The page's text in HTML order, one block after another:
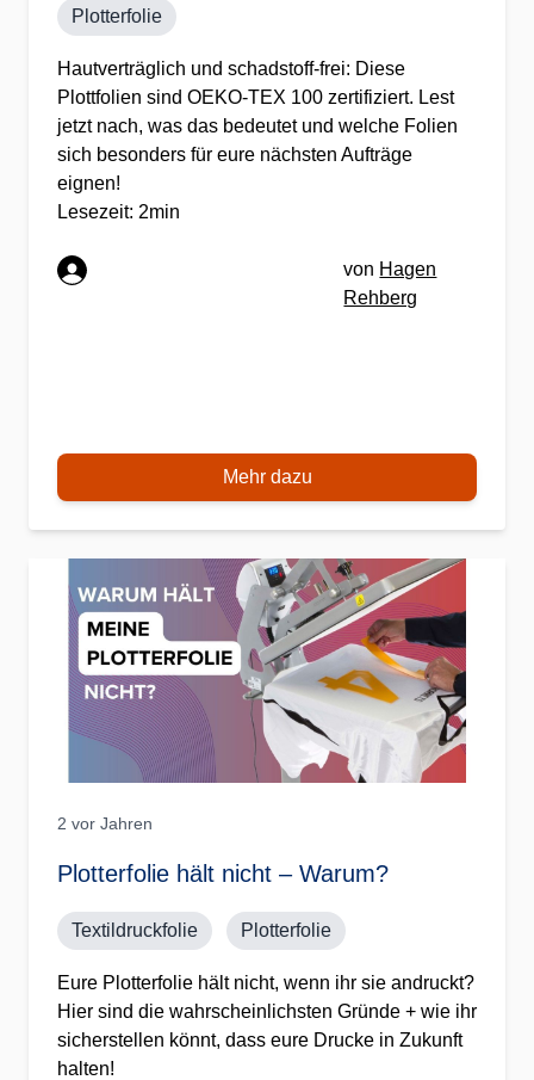
Plotterfolie
Hautverträglich und schadstoff-frei: Diese
Plottfolien sind OEKO-TEX 100 zertifiziert. Lest
jetzt nach, was das bedeutet und welche Folien
sich besonders für eure nächsten Aufträge
eignen!
Lesezeit: 2min
von Hagen
Rehberg
Mehr dazu
2 vor Jahren
Plotterfolie hält nicht – Warum?
Textildruckfolie Plotterfolie
Eure Plotterfolie hält nicht, wenn ihr sie andruckt?
Hier sind die wahrscheinlichsten Gründe + wie ihr
sicherstellen könnt, dass eure Drucke in Zukunft
halten!